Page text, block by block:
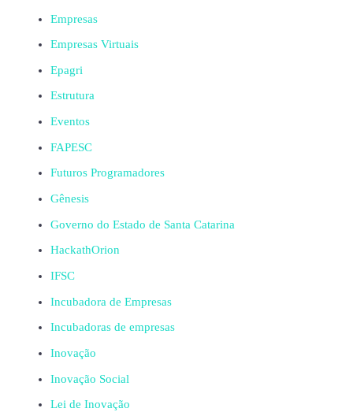
Empresas
Empresas Virtuais
Epagri
Estrutura
Eventos
FAPESC
Futuros Programadores
Gênesis
Governo do Estado de Santa Catarina
HackathOrion
IFSC
Incubadora de Empresas
Incubadoras de empresas
Inovação
Inovação Social
Lei de Inovação